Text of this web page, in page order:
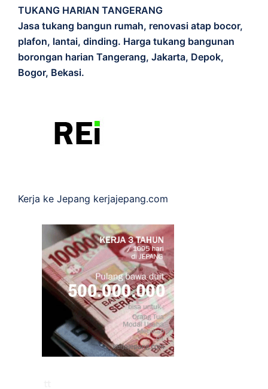
TUKANG HARIAN TANGERANG
Jasa tukang bangun rumah, renovasi atap bocor,
plafon, lantai, dinding. Harga tukang bangunan
borongan harian Tangerang, Jakarta, Depok,
Bogor, Bekasi.
Kerja ke Jepang kerjajepang.com